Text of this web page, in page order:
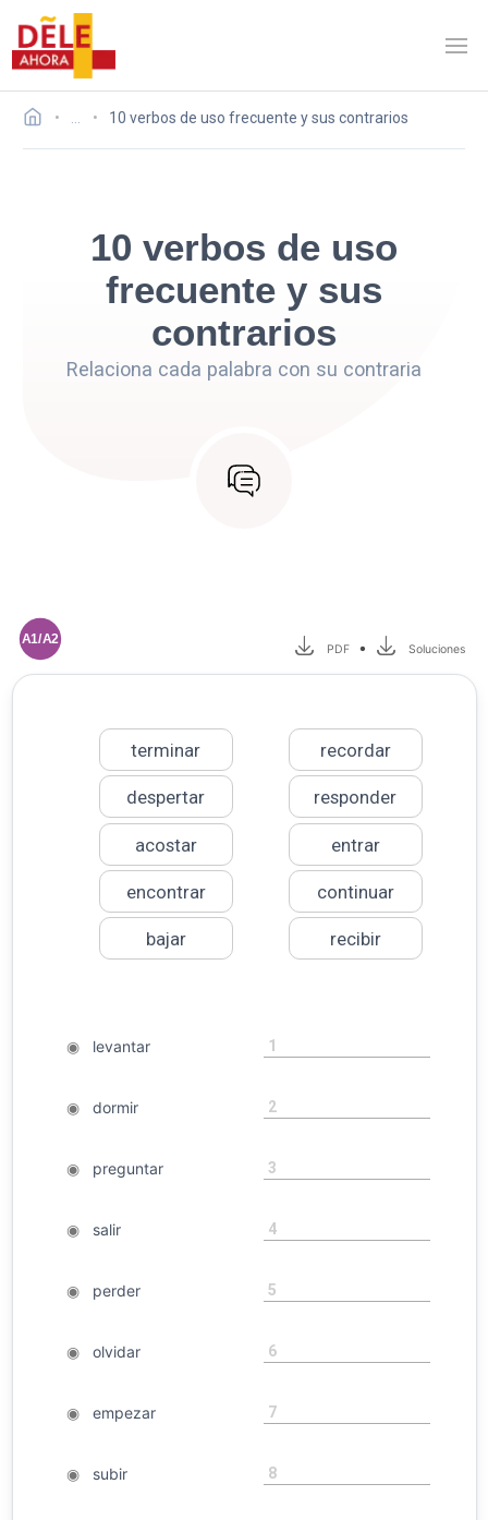
10 verbos de uso frecuente y sus contrarios
10 verbos de uso
frecuente y sus
contrarios
Relaciona cada palabra con su contraria
A1/A2
PDF • Soluciones
terminar
despertar
acostar
encontrar
bajar
recordar
responder
entrar
continuar
recibir
◉levantar
◉dormir
◉preguntar
◉salir
◉perder
◉olvidar
◉empezar
◉subir
1
2
3
4
5
6
7
8